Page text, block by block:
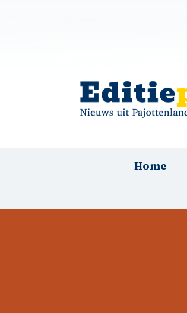
HoofdnavigatieHome